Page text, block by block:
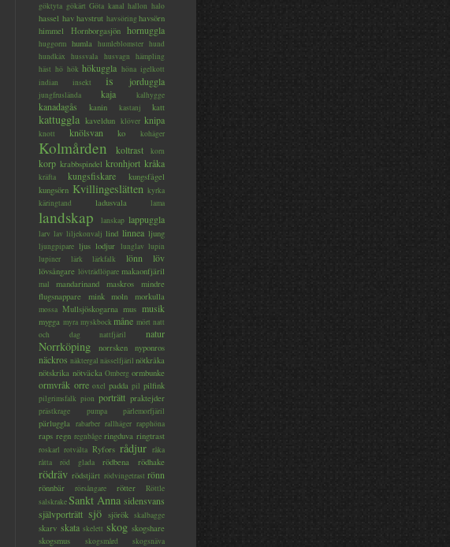
göktyta gökärt Göta kanal hallon halo
hassel hav havstrut havsöring havsörn
himmel
Hornborgasjön hornuggla
huggorm humla humleblomster hund
hundkäx
hussvala husvagn
hämpling
häst hö hök hökuggla höna igelkott
indian
insekt is jorduggla
jungfruslända kaja kalhygge
kanadagås kanin kastanj katt
kattuggla kaveldun klöver knipa
knott knölsvan ko kohäger
Kolmården koltrast korn
korp krabbspindel kronhjort kråka
kräfta kungsfiskare
kungsfågel
kungsörn Kvillingeslätten kyrka
käringtand
ladusvala lama
landskap lanskap lappuggla
larv lav liljekonvalj lind linnea ljung
ljungpipare ljus lodjur lunglav lupin
lupiner
lärk lärkfalk lönn löv
lövsångare lövträdlöpare makaonfjäril
mal mandarinand maskros
mindre
flugsnappare
mink moln morkulla
mossa Mullsjöskogarna mus musik
mygga myra myskbock måne mört natt
och dag
nattfjäril natur
Norrköping norrsken nyponros
näckros näktergal nässelfjäril nötkråka
nötskrika nötväcka Omberg ormbunke
ormvråk orre oxel padda pil pilfink
pilgrimsfalk pion porträtt praktejder
prästkrage pumpa pärlemorfjäril
pärluggla rabarber rallhäger rapphöna
raps regn regnbåge ringduva ringtrast
roskarl rotvälta Ryfors rådjur råka
råtta
röd glada rödbena rödhake
rödräv rödstjärt rödvingetrast rönn
rönnbär rörsångare rötter
Röttle
salskrakeSankt Anna sidensvans
självporträtt sjö sjörök skalbagge
skarv skata skelett skog skogshare
skogsmus
skogsmård skogsnäva